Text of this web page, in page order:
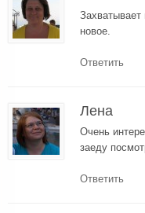
новое.
Ответить
Лена
Очень
заеду
Ответить